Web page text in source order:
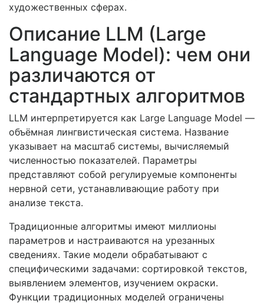
художественных сферах.
Описание LLM (Large
Language Model): чем они
различаются от
стандартных алгоритмов
LLM интерпретируется как Large Language Model —
объёмная лингвистическая система. Название
указывает на масштаб системы, вычисляемый
численностью показателей. Параметры
представляют собой регулируемые компоненты
нервной сети, устанавливающие работу при
анализе текста.
Традиционные алгоритмы имеют миллионы
параметров и настраиваются на урезанных
сведениях. Такие модели обрабатывают с
специфическими задачами: сортировкой текстов,
выявлением элементов, изучением окраски.
Функции традиционных моделей ограничены